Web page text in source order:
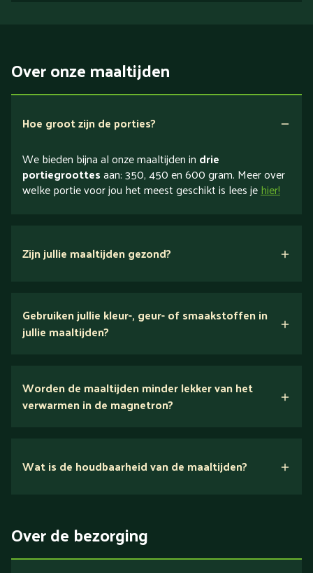
Over onze maaltijden
Hoe groot zijn de porties?
We bieden bijna al onze maaltijden in drie
portiegroottesaan: 350, 450 en 600 gram. Meer over
welke portie voor jou het meest geschikt is lees jehier!
Zijn jullie maaltijden gezond?
voedingsexperts
Verlaagd in koolhydraten
Verlaagd in zout
Gebruiken jullie kleur-, geur- of smaakstoffen in
jullie maaltijden?
Worden de maaltijden minder lekker van het
verwarmen in de magnetron?
Wat is de houdbaarheid van de maaltijden?
Over de bezorging